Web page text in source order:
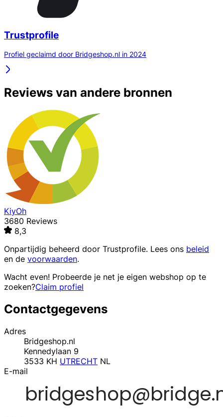
Trustprofile
Profiel geclaimd door Bridgeshop.nl in 2024
Reviews van andere bronnen
KiyOh
3680 Reviews
8,3
Onpartijdig beheerd door Trustprofile. Lees ons beleid
en de voorwaarden.
Wacht even! Probeerde je net je eigen webshop op te
zoeken?Claim profiel
Contactgegevens
Adres
Bridgeshop.nl
Kennedylaan 9
3533 KH UTRECHT NL
E-mail